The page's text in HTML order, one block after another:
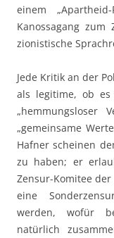
einem
Kanossagang
zionistische
Jede Kritik an der
als legitime, ob es
„hemmungsloser
„gemeinsame
Hafner scheinen
zu haben; er
Zensur-Komitee der
eine
werden, wofür
natürlich